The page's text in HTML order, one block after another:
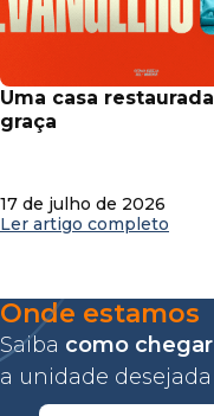
uma casa restaurada pela
graça
17 de julho de 2026
Ler artigo completo
Onde estamos
Saiba como chegar
a unidade desejada